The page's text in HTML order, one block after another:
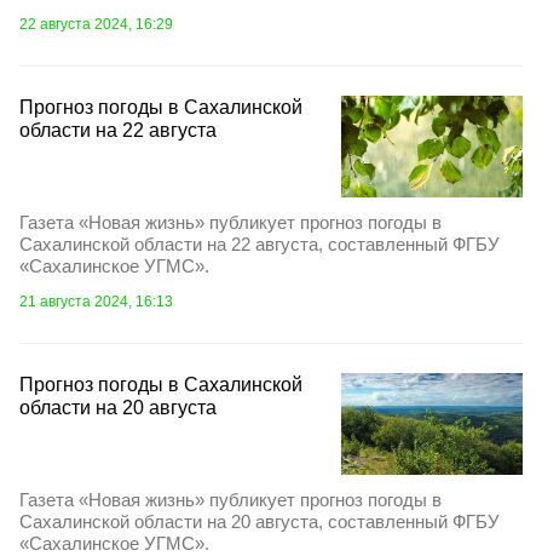
22 августа 2024, 16:29
Прогноз погоды в Сахалинской
области на 22 августа
Газета «Новая жизнь» публикует прогноз погоды в
Сахалинской области на 22 августа, составленный ФГБУ
«Сахалинское УГМС».
21 августа 2024, 16:13
Прогноз погоды в Сахалинской
области на 20 августа
Газета «Новая жизнь» публикует прогноз погоды в
Сахалинской области на 20 августа, составленный ФГБУ
«Сахалинское УГМС».